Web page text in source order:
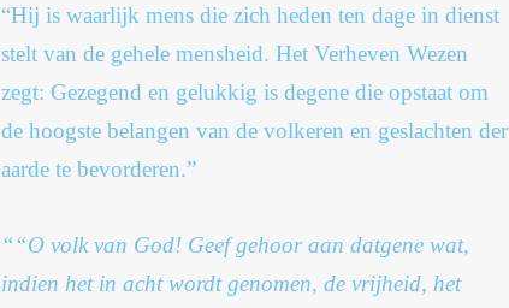
“Hij is waarlijk mens die zich heden ten dage in dienst
stelt van de gehele mensheid. Het Verheven Wezen
zegt: Gezegend en gelukkig is degene die opstaat om
de hoogste belangen van de volkeren en geslachten der
aarde te bevorderen.”
““O volk van God! Geef gehoor aan datgene wat,
indien het in acht wordt genomen, de vrijheid, het